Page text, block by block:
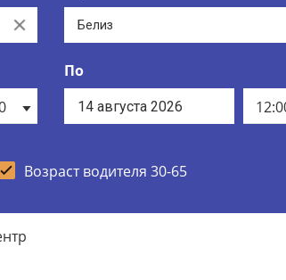
Clear
По
Возраст водителя 30-65